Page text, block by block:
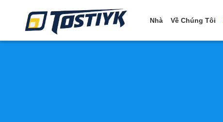
Nhà Về Chúng Tôi